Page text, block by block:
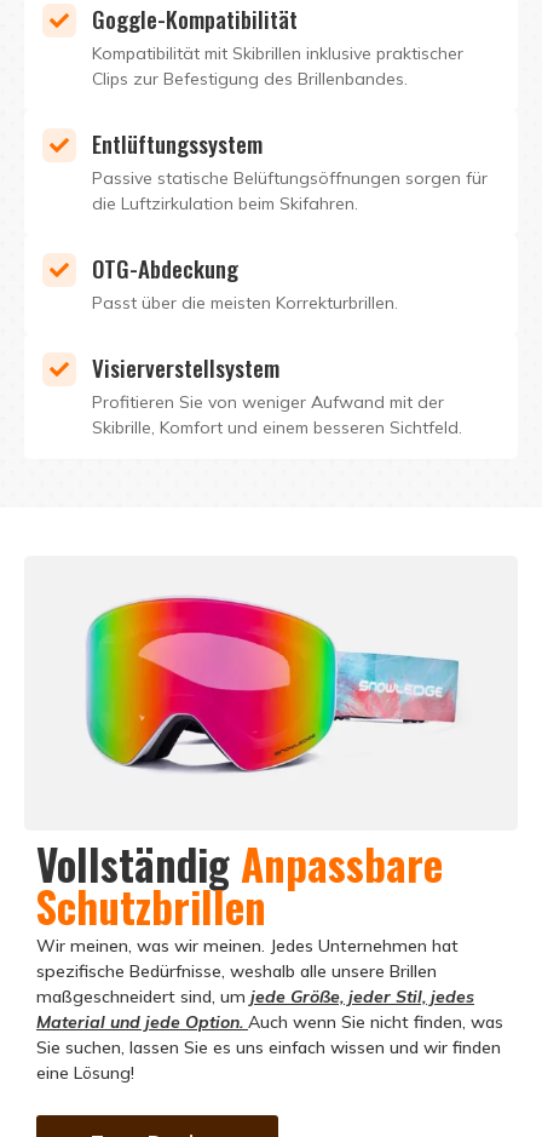
Goggle-Kompatibilität
Kompatibilität mit Skibrillen inklusive praktischer
Clips zur Befestigung des Brillenbandes.
Entlüftungssystem
Passive statische Belüftungsöffnungen sorgen für
die Luftzirkulation beim Skifahren.
OTG-Abdeckung
Passt über die meisten Korrekturbrillen.
Visierverstellsystem
Profitieren Sie von weniger Aufwand mit der
Skibrille, Komfort und einem besseren Sichtfeld.
VollständigAnpassbare
Schutzbrillen
Wir meinen, was wir meinen. Jedes Unternehmen hat
spezifische Bedürfnisse, weshalb alle unsere Brillen
maßgeschneidert sind, um jede Größe, jeder Stil, jedes
Material und jede Option. Auch wenn Sie nicht finden, was
Sie suchen, lassen Sie es uns einfach wissen und wir finden
eine Lösung!